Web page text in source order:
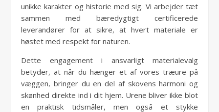
unikke karakter og historie med sig. Vi arbejder tæt
sammen med bæredygtigt certificerede
leverandører for at sikre, at hvert materiale er
høstet med respekt for naturen.
Dette engagement i ansvarligt materialevalg
betyder, at når du hænger et af vores træure på
væggen, bringer du en del af skovens harmoni og
skønhed direkte ind i dit hjem. Urene bliver ikke blot
en praktisk tidsmåler, men også et stykke